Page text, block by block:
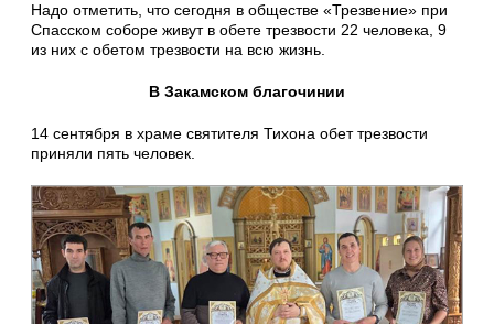
Надо отметить, что сегодня в обществе «Трезвение» при
Спасском соборе живут в обете трезвости 22 человека, 9
из них с обетом трезвости на всю жизнь.
В Закамском благочинии
14 сентября в храме святителя Тихона обет трезвости
приняли пять человек.